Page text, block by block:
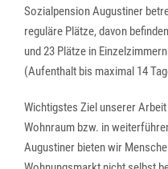
Sozialpension Augustiner
reguläre Plätze, davon
und 23 Plätze in
(Aufenthalt bis maximal 14
Wichtigstes Ziel unserer
Wohnraum bzw. in
Augustiner bieten wir